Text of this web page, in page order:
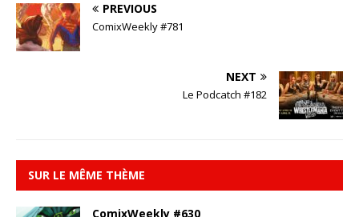
PREVIOUS
ComixWeekly #781
NEXT
Le Podcatch #182
SUR LE MÊME THÈME
ComixWeekly #630